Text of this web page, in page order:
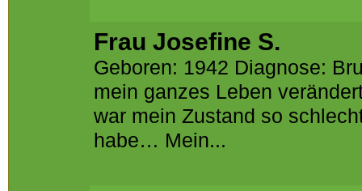
Frau Josefine S.
Geboren: 1942 Diagnose:
mein ganzes Leben
war mein Zustand so
habe… Mein...